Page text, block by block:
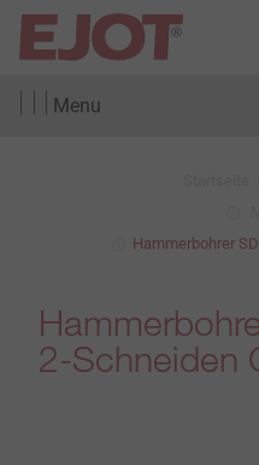
Menu
Hammerbohrer
2-Schneiden